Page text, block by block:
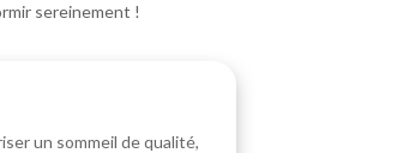
sereinement !
un sommeil de qualité,